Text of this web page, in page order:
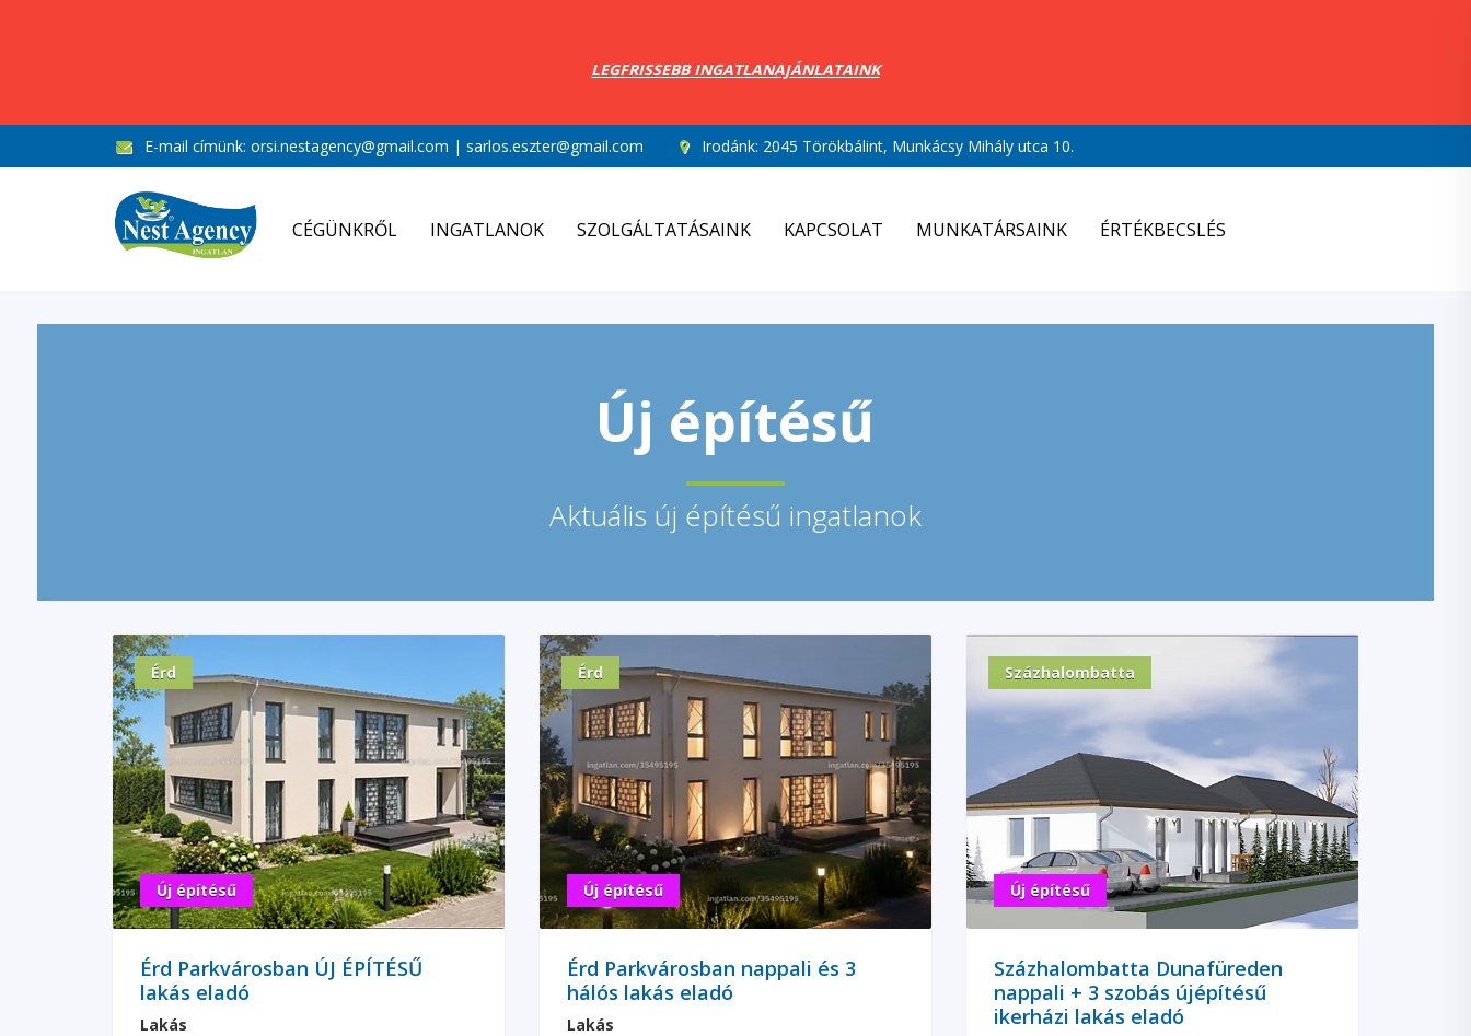
LEGFRISSEBB INGATLANAJÁNLATAINK
E-mail címünk: orsi.nestagency@gmail.com | sarlos.eszter@gmail.com Irodánk: 2045 Törökbálint, Munkácsy Mihály utca 10.
CÉGÜNKRŐL INGATLANOK SZOLGÁLTATÁSAINK KAPCSOLAT MUNKATÁRSAINK ÉRTÉKBECSLÉS
Új építésű
Aktuális új építésű ingatlanok
Érd
Új építésű
Érd Parkvárosban ÚJ ÉPÍTÉSŰ
lakás eladó
Lakás
Érd
Új építésű
Érd Parkvárosban nappali és 3
hálós lakás eladó
Lakás
Százhalombatta
Új építésű
Százhalombatta Dunafüreden
nappali + 3 szobás újépítésű
ikerházi lakás eladó